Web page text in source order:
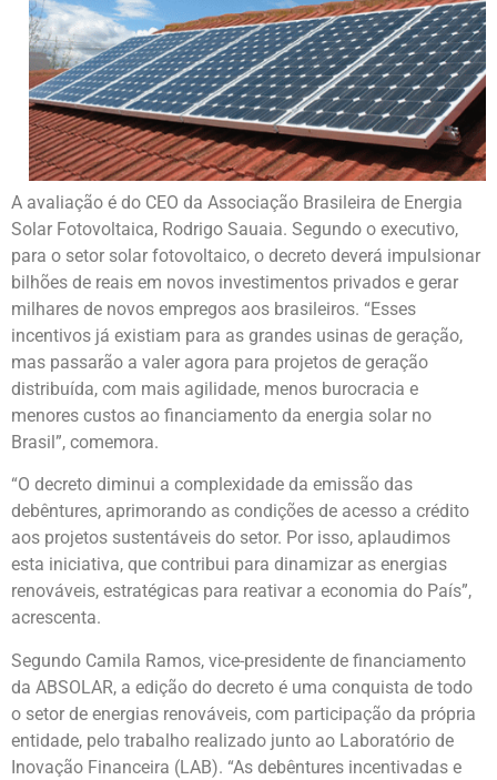
A avaliação é do CEO da Associação Brasileira de Energia
Solar Fotovoltaica, Rodrigo Sauaia. Segundo o executivo,
para o setor solar fotovoltaico, o decreto deverá impulsionar
bilhões de reais em novos investimentos privados e gerar
milhares de novos empregos aos brasileiros. “Esses
incentivos já existiam para as grandes usinas de geração,
mas passarão a valer agora para projetos de geração
distribuída, com mais agilidade, menos burocracia e
menores custos ao financiamento da energia solar no
Brasil”, comemora.
“O decreto diminui a complexidade da emissão das
debêntures, aprimorando as condições de acesso a crédito
aos projetos sustentáveis do setor. Por isso, aplaudimos
esta iniciativa, que contribui para dinamizar as energias
renováveis, estratégicas para reativar a economia do País”,
acrescenta.
Segundo Camila Ramos, vice-presidente de financiamento
da ABSOLAR, a edição do decreto é uma conquista de todo
o setor de energias renováveis, com participação da própria
entidade, pelo trabalho realizado junto ao Laboratório de
Inovação Financeira (LAB). “As debêntures incentivadas e